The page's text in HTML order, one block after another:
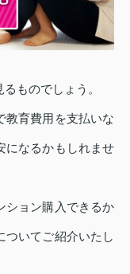
ものでしょう。
教育費用を支払いな
になるかもしれませ
ション購入できるか
ついてご紹介いたし